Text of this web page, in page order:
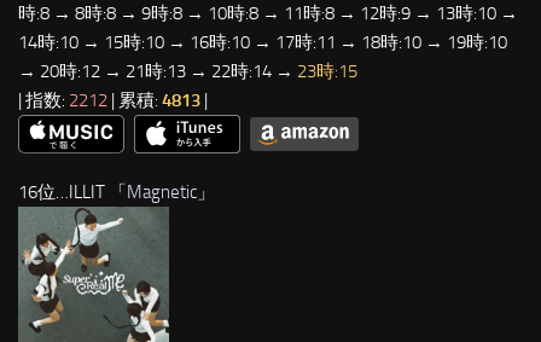
時:8 → 8時:8 → 9時:8 → 10時:8 → 11時:8 → 12時:9 → 13時:10 →
14時:10 → 15時:10 → 16時:10 → 17時:11 → 18時:10 → 19時:10
→ 20時:12 → 21時:13 → 22時:14 → 23時:15
| 指数: 2212 | 累積: 4813 |
16位…ILLIT 「Magnetic 」